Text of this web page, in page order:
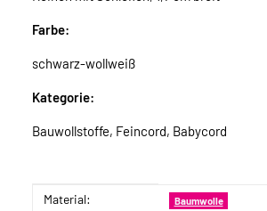
Farbe:
schwarz-wollweiß
Kategorie:
Bauwollstoffe, Feincord, Babycord
Produkteigenschaft
Wert
Material: Baumwolle